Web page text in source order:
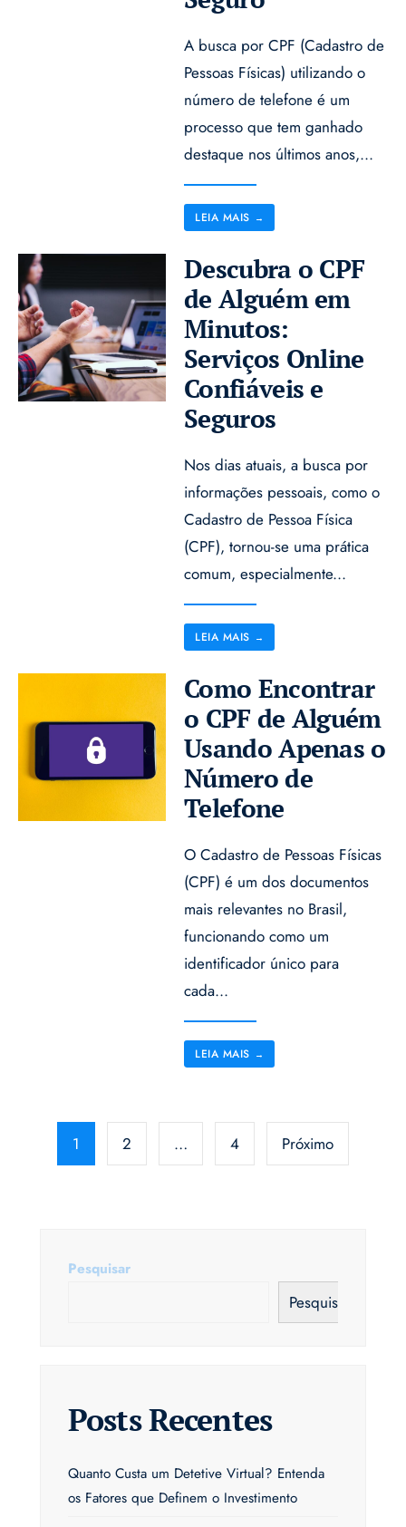
A busca por CPF (Cadastro de
Pessoas Físicas) utilizando o
número de telefone é um
processo que tem ganhado
destaque nos últimos anos,...
LEIA MAIS →
Descubra o CPF
de Alguém em
Minutos:
Serviços Online
Confiáveis e
Seguros
Nos dias atuais, a busca por
informações pessoais, como o
Cadastro de Pessoa Física
(CPF), tornou-se uma prática
comum, especialmente...
LEIA MAIS →
Como Encontrar
o CPF de Alguém
Usando Apenas o
Número de
Telefone
O Cadastro de Pessoas Físicas
(CPF) é um dos documentos
mais relevantes no Brasil,
funcionando como um
identificador único para
cada...
LEIA MAIS →
Paginação
1 2 … 4 Próximo
Pesquisar
Pesquisar
Posts Recentes
Quanto Custa um Detetive Virtual? Entenda
os Fatores que Definem o Investimento